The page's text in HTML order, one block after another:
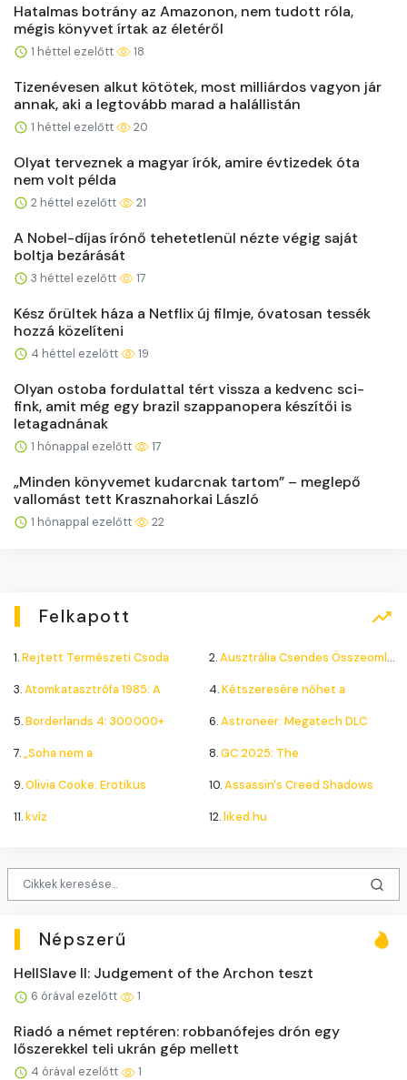
Hatalmas botrány az Amazonon, nem tudott róla,
mégis könyvet írtak az életéről
1 héttel ezelőtt 18
Tizenévesen alkut kötötek, most milliárdos vagyon jár
annak, aki a legtovább marad a halállistán
1 héttel ezelőtt 20
Olyat terveznek a magyar írók, amire évtizedek óta
nem volt példa
2 héttel ezelőtt 21
A Nobel-díjas írónő tehetetlenül nézte végig saját
boltja bezárását
3 héttel ezelőtt 17
Kész őrültek háza a Netflix új filmje, óvatosan tessék
hozzá közelíteni
4 héttel ezelőtt 19
Olyan ostoba fordulattal tért vissza a kedvenc sci-
fink, amit még egy brazil szappanopera készítői is
letagadnának
1 hónappal ezelőtt 17
„Minden könyvemet kudarcnak tartom” – meglepő
vallomást tett Krasznahorkai László
1 hónappal ezelőtt 22
Felkapott
1.Rejtett Természeti Csoda 2.Ausztrália Csendes Összeomlása
3.Atomkatasztrófa 1985: A 4.Kétszeresére nőhet a
5.Borderlands 4: 300.000+ 6.Astroneer: Megatech DLC
7.„Soha nem a 8.GC 2025: The
9.Olivia Cooke: Erotikus 10.Assassin's Creed Shadows
11.kvíz 12.liked.hu
Népszerű
HellSlave II: Judgement of the Archon teszt
6 órával ezelőtt 1
Riadó a német reptéren: robbanófejes drón egy
lőszerekkel teli ukrán gép mellett
4 órával ezelőtt 1